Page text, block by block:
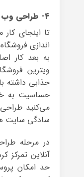
۴- طراحی وب سایت
تا اینجای
اندازی
به بعد کار
ویترین
جذابی داشته
حساسیت به
می‌کنید
سادگی سایت
در مرحله
آنلاین تمرکز
حد امکان